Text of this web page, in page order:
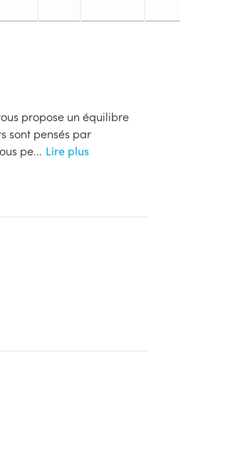
propose un équilibre
sont pensés par
pe... Lire plus